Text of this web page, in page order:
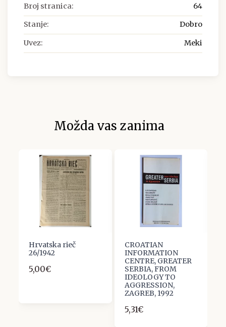
Broj stranica: 64
Stanje: Dobro
Uvez: Meki
Možda vas zanima
Hrvatska rieč
26/1942
5,00€
CROATIAN
INFORMATION
CENTRE, GREATER
SERBIA, FROM
IDEOLOGY TO
AGGRESSION,
ZAGREB, 1992
5,31€